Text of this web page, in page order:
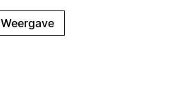
Weergave